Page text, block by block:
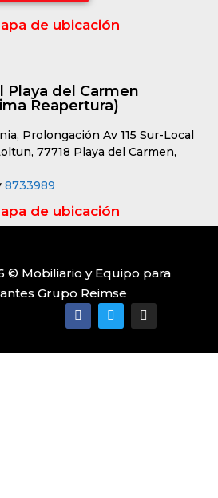
de ubicación
Playa del Carmen
Reapertura)
Prolongación Av 115 Sur-Local
77718 Playa del Carmen,
8733989
de ubicación
© Mobiliario y Equipo para
Grupo Reimse